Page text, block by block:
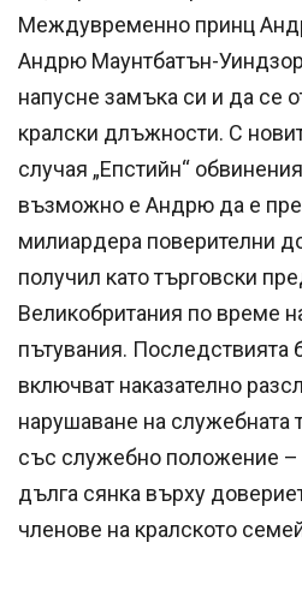
Междувременно принц
Андрю Маунтбатън-
напусне замъка си и да се
кралски длъжности. С
случая „Епстийн“
възможно е Андрю да е
милиардера поверителни
получил като търговски
Великобритания по време
пътувания. Последствията
включват наказателно
нарушаване на служебната
със служебно положение –
дълга сянка върху
членове на кралското